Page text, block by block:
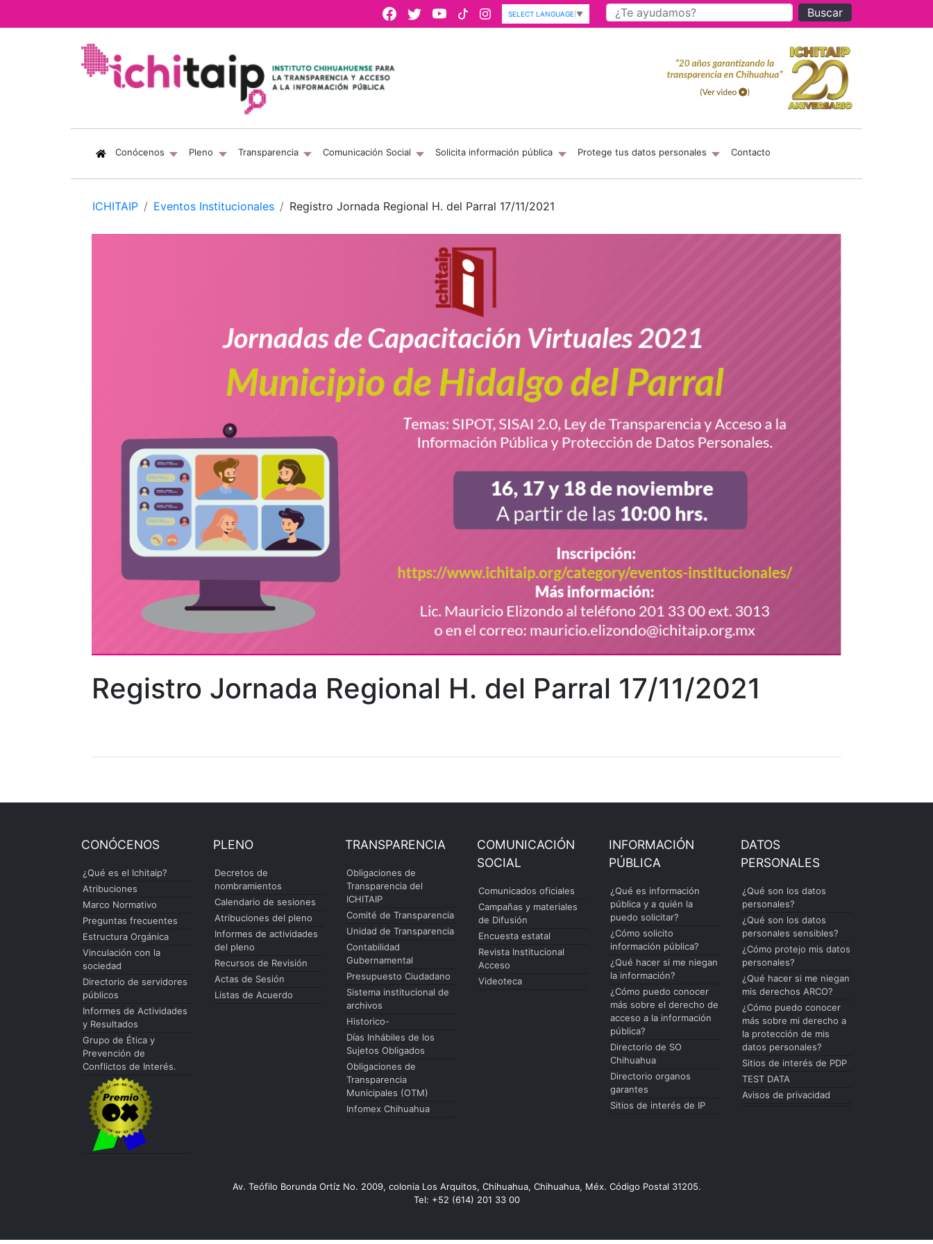
Buscar
SELECT LANGUAGE ▼
Conócenos (current)
Pleno Transparencia Comunicación Social Solicita información pública Protege tus datos personales Contacto
ICHITAIP Eventos Institucionales Registro Jornada Regional H. del Parral 17/11/2021
Registro Jornada Regional H. del Parral 17/11/2021
CONÓCENOS
¿Qué es el Ichitaip?
Atribuciones
Marco Normativo
Preguntas frecuentes
Estructura Orgánica
Vinculación con la
sociedad
Directorio de servidores
públicos
Informes de Actividades
y Resultados
Grupo de Ética y
Prevención de
Conflictos de Interés.
PLENO
Decretos de
nombramientos
Calendario de sesiones
Atribuciones del pleno
Informes de actividades
del pleno
Recursos de Revisión
Actas de Sesión
Listas de Acuerdo
TRANSPARENCIA
Obligaciones de
Transparencia del
ICHITAIP
Comité de Transparencia
Unidad de Transparencia
Contabilidad
Gubernamental
Presupuesto Ciudadano
Sistema institucional de
archivos
Historico-
Días Inhábiles de los
Sujetos Obligados
Obligaciones de
Transparencia
Municipales (OTM)
Infomex Chihuahua
COMUNICACIÓN
SOCIAL
Comunicados oficiales
Campañas y materiales
de Difusión
Encuesta estatal
Revista Institucional
Acceso
Videoteca
INFORMACIÓN
PÚBLICA
¿Qué es información
pública y a quién la
puedo solicitar?
¿Cómo solicito
información pública?
¿Qué hacer si me niegan
la información?
¿Cómo puedo conocer
más sobre el derecho de
acceso a la información
pública?
Directorio de SO
Chihuahua
Directorio organos
garantes
Sitios de interés de IP
DATOS
PERSONALES
¿Qué son los datos
personales?
¿Qué son los datos
personales sensibles?
¿Cómo protejo mis datos
personales?
¿Qué hacer si me niegan
mis derechos ARCO?
¿Cómo puedo conocer
más sobre mi derecho a
la protección de mis
datos personales?
Sitios de interés de PDP
TEST DATA
Avisos de privacidad
Av. Teófilo Borunda Ortíz No. 2009, colonia Los Arquitos, Chihuahua, Chihuahua, Méx. Código Postal 31205.
Tel: +52 (614) 201 33 00